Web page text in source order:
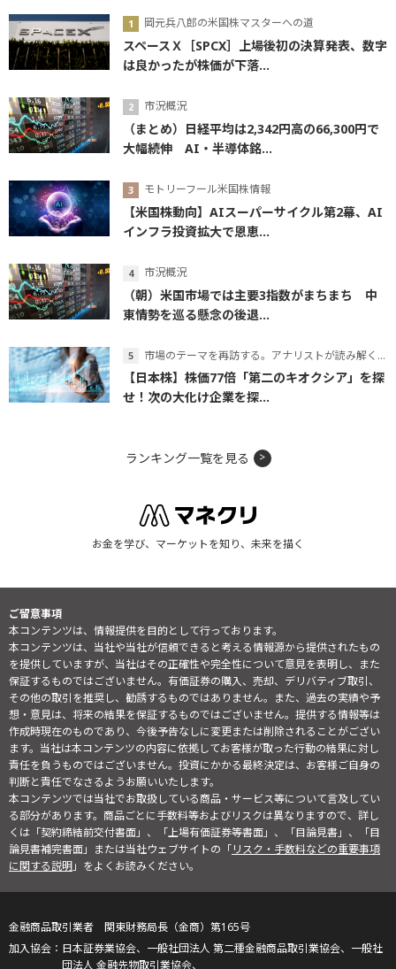
岡元兵八郎の米国株マスターへの道
スペースＸ［SPCX］上場後初の決算発表、数字
は良かったが株価が下落...
市況概況
（まとめ）日経平均は2,342円高の66,300円で
大幅続伸 AI・半導体銘...
モトリーフール米国株情報
【米国株動向】AIスーパーサイクル第2幕、AI
インフラ投資拡大で恩恵...
市況概況
（朝）米国市場では主要3指数がまちまち 中
東情勢を巡る懸念の後退...
市場のテーマを再訪する。アナリストが読み解くテーマの本質
【日本株】株価77倍「第二のキオクシア」を探
せ！次の大化け企業を探...
ランキング一覧を見る
お金を学び、マーケットを知り、未来を描く
ご留意事項
本コンテンツは、情報提供を目的として行っております。
本コンテンツは、当社や当社が信頼できると考える情報源から提供されたもの
を提供していますが、当社はその正確性や完全性について意見を表明し、また
保証するものではございません。有価証券の購入、売却、デリバティブ取引、
その他の取引を推奨し、勧誘するものではありません。また、過去の実績や予
想・意見は、将来の結果を保証するものではございません。提供する情報等は
作成時現在のものであり、今後予告なしに変更または削除されることがござい
ます。当社は本コンテンツの内容に依拠してお客様が取った行動の結果に対し
責任を負うものではございません。投資にかかる最終決定は、お客様ご自身の
判断と責任でなさるようお願いいたします。
本コンテンツでは当社でお取扱している商品・サービス等について言及してい
る部分があります。商品ごとに手数料等およびリスクは異なりますので、詳し
くは「契約締結前交付書面」、「上場有価証券等書面」、「目論見書」、「目
論見書補完書面」または当社ウェブサイトの「リスク・手数料などの重要事項
に関する説明」をよくお読みください。
金融商品取引業者 関東財務局長（金商）第165号
日本証券業協会、一般社団法人 第二種金融商品取引業協会、一般社
団法人 金融先物取引業協会、